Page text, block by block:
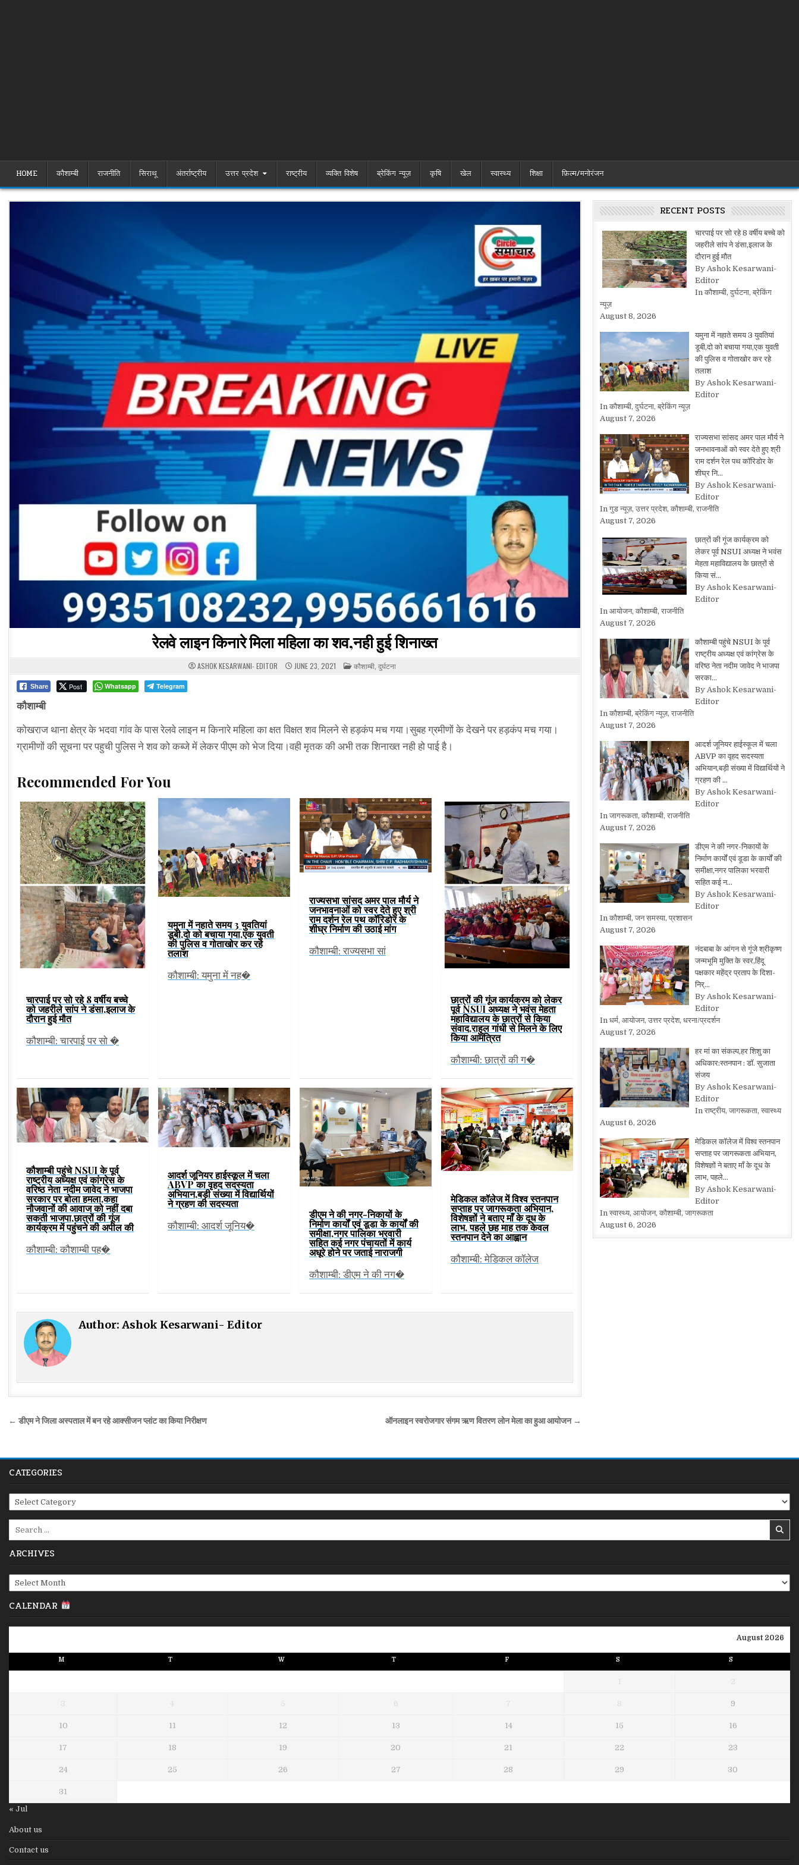
HOME कौशाम्बी राजनीति सिराथू अंतर्राष्ट्रीय उत्तर प्रदेश राष्ट्रीय व्यक्ति विशेष ब्रेकिंग न्यूज़ कृषि खेल स्वास्थ्य शिक्षा फ़िल्म/मनोरंजन
रेलवे लाइन किनारे मिला महिला का शव,नही हुई शिनाख्त
ASHOK KESARWANI- EDITOR JUNE 23, 2021 POSTED
IN
कौशाम्बी, दुर्घटना
Share Post Whatsapp Telegram
कौशाम्बी
कोखराज थाना क्षेत्र के भदवा गांव के पास रेलवे लाइन म किनारे महिला का क्षत विक्षत शव मिलने से हड़कंप मच गया।सुबह ग्रमीणों के देखने पर हड़कंप मच गया।
ग्रामीणों की सूचना पर पहुची पुलिस ने शव को कब्जे में लेकर पीएम को भेज दिया।वही मृतक की अभी तक शिनाख्त नही हो पाई है।
Recommended For You
चारपाई पर सो रहे 8 वर्षीय बच्चे
को जहरीले सांप ने डंसा,इलाज के
दौरान हुई मौत
कौशाम्बी: चारपाई पर सो �
यमुना में नहाते समय 3 युवतियां
डूबी,दो को बचाया गया,एक युवती
की पुलिस व गोताखोर कर रहे
तलाश
कौशाम्बी: यमुना में नह�
राज्यसभा सांसद अमर पाल मौर्य ने
जनभावनाओं को स्वर देते हुए श्री
राम दर्शन रेल पथ कॉरिडोर के
शीघ्र निर्माण की उठाई मांग
कौशाम्बी: राज्यसभा सां
छात्रों की गूंज कार्यक्रम को लेकर
पूर्व NSUI अध्यक्ष ने भवंस मेहता
महाविद्यालय के छात्रों से किया
संवाद,राहुल गांधी से मिलने के लिए
किया आमंत्रित
कौशाम्बी: छात्रों की ग�
कौशाम्बी पहुंचे NSUI के पूर्व
राष्ट्रीय अध्यक्ष एवं कांग्रेस के
वरिष्ठ नेता नदीम जावेद ने भाजपा
सरकार पर बोला हमला,कहा
नौजवानों की आवाज को नहीं दबा
सकती भाजपा,छात्रों की गूंज
कार्यक्रम में पहुंचने की अपील की
कौशाम्बी: कौशाम्बी पह�
आदर्श जूनियर हाईस्कूल में चला
ABVP का वृहद सदस्यता
अभियान,बड़ी संख्या में विद्यार्थियों
ने ग्रहण की सदस्यता
कौशाम्बी: आदर्श जूनिय�
डीएम ने की नगर-निकायों के
निर्माण कार्यों एवं डूडा के कार्यों की
समीक्षा,नगर पालिका भरवारी
सहित कई नगर पंचायतों में कार्य
अधूरे होने पर जताई नाराजगी
कौशाम्बी: डीएम ने की नग�
मेडिकल कॉलेज में विश्व स्तनपान
सप्ताह पर जागरूकता अभियान,
विशेषज्ञों ने बताए माँ के दूध के
लाभ, पहले छह माह तक केवल
स्तनपान देने का आह्वान
कौशाम्बी: मेडिकल कॉलेज
Author:Ashok Kesarwani- Editor
Post ऑनलाइन स्वरोजगार संगम ऋण वितरण लोन मेला का हुआ आयोजन →
← डीएम ने जिला अस्पताल में बन रहे आक्सीजन प्लांट का किया निरीक्षण
RECENT POSTS
चारपाई पर सो रहे 8 वर्षीय बच्चे को
जहरीले सांप ने डंसा,इलाज के
दौरान हुई मौत
By Ashok Kesarwani-
Editor
In कौशाम्बी, दुर्घटना, ब्रेकिंग
न्यूज़
August 8, 2026
यमुना में नहाते समय 3 युवतियां
डूबी,दो को बचाया गया,एक युवती
की पुलिस व गोताखोर कर रहे
तलाश
By Ashok Kesarwani-
Editor
In कौशाम्बी, दुर्घटना, ब्रेकिंग न्यूज़
August 7, 2026
राज्यसभा सांसद अमर पाल मौर्य ने
जनभावनाओं को स्वर देते हुए श्री
राम दर्शन रेल पथ कॉरिडोर के
शीघ्र नि…
By Ashok Kesarwani-
Editor
In गुड न्यूज़, उत्तर प्रदेश, कौशाम्बी, राजनीति
August 7, 2026
छात्रों की गूंज कार्यक्रम को
लेकर पूर्व NSUI अध्यक्ष ने भवंस
मेहता महाविद्यालय के छात्रों से
किया सं…
By Ashok Kesarwani-
Editor
In आयोजन, कौशाम्बी, राजनीति
August 7, 2026
कौशाम्बी पहुंचे NSUI के पूर्व
राष्ट्रीय अध्यक्ष एवं कांग्रेस के
वरिष्ठ नेता नदीम जावेद ने भाजपा
सरका…
By Ashok Kesarwani-
Editor
In कौशाम्बी, ब्रेकिंग न्यूज़, राजनीति
August 7, 2026
आदर्श जूनियर हाईस्कूल में चला
ABVP का वृहद सदस्यता
अभियान,बड़ी संख्या में विद्यार्थियों ने
ग्रहण की …
By Ashok Kesarwani-
Editor
In जागरूकता, कौशाम्बी, राजनीति
August 7, 2026
डीएम ने की नगर-निकायों के
निर्माण कार्यों एवं डूडा के कार्यों की
समीक्षा,नगर पालिका भरवारी
सहित कई न…
By Ashok Kesarwani-
Editor
In कौशाम्बी, जन समस्या, प्रशासन
August 7, 2026
नंदबाबा के आंगन से गूंजे श्रीकृष्ण
जन्मभूमि मुक्ति के स्वर,हिंदू
पक्षकार महेंद्र प्रताप के दिशा-
निर्…
By Ashok Kesarwani-
Editor
In धर्म, आयोजन, उत्तर प्रदेश, धरना/प्रदर्शन
August 7, 2026
हर मां का संकल्प,हर शिशु का
अधिकार:स्तनपान : डॉ. सुजाता
संजय
By Ashok Kesarwani-
Editor
In राष्ट्रीय, जागरूकता, स्वास्थ्य
August 6, 2026
मेडिकल कॉलेज में विश्व स्तनपान
सप्ताह पर जागरूकता अभियान,
विशेषज्ञों ने बताए माँ के दूध के
लाभ, पहले…
By Ashok Kesarwani-
Editor
In स्वास्थ्य, आयोजन, कौशाम्बी, जागरूकता
August 6, 2026
CATEGORIES
Categories
ARCHIVES
Archives
CALENDAR
August 2026
M T W T F S S
1 2
3 4 5 6 7 8 9
10 11 12 13 14 15 16
17 18 19 20 21 22 23
24 25 26 27 28 29 30
31
« Jul
About us
Contact us